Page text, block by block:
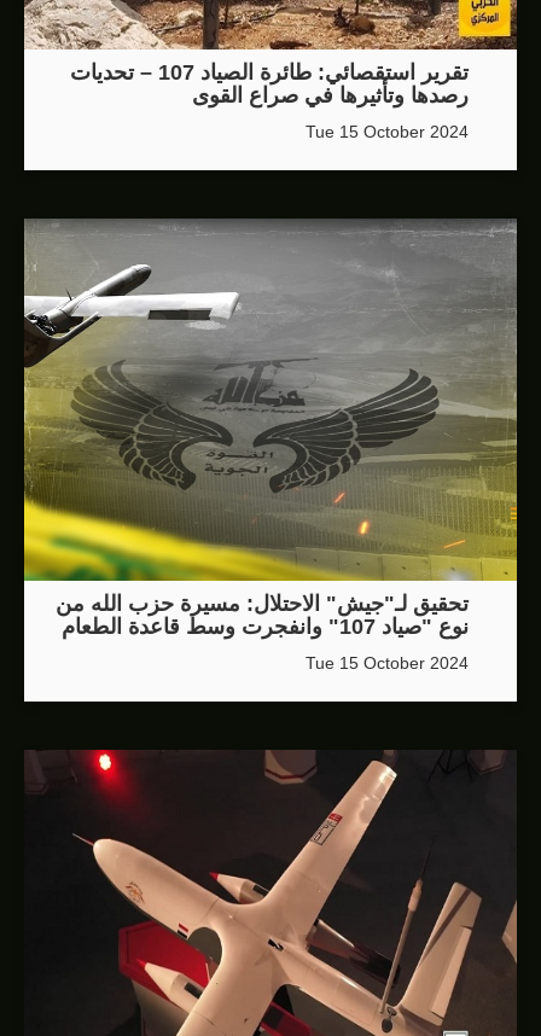
تقرير استقصائي: طائرة الصياد 107 – تحديات
رصدها وتأثيرها في صراع القوى
Tue 15 October 2024
تحقيق لـ"جيش" الاحتلال: مسيرة حزب الله من
نوع "صياد 107" وانفجرت وسط قاعدة الطعام
Tue 15 October 2024